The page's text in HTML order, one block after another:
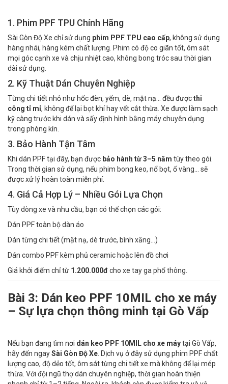
1. Phim PPF TPU Chính Hãng
Sài Gòn Độ Xe chỉ sử dụng phim PPF TPU cao cấp, không sử dụng
hàng nhái, hàng kém chất lượng. Phim có độ co giãn tốt, ôm sát
mọi góc cạnh xe và chịu nhiệt cao, không bong tróc sau thời gian
dài sử dụng.
2. Kỹ Thuật Dán Chuyên Nghiệp
Từng chi tiết nhỏ như hốc đèn, yếm, dè, mặt nạ... đều đượcthi
công tỉ mỉ, không để lại bọt khí hay vết cắt thừa. Xe được làm sạch
kỹ càng trước khi dán và sấy định hình bằng máy chuyên dụng
trong phòng kín.
3. Bảo Hành Tận Tâm
Khi dán PPF tại đây, bạn được bảo hành từ 3–5 năm tùy theo gói.
Trong thời gian sử dụng, nếu phim bong keo, nổ bọt, ố vàng... sẽ
được xử lý hoàn toàn miễn phí.
4. Giá Cả Hợp Lý – Nhiều Gói Lựa Chọn
Tùy dòng xe và nhu cầu, bạn có thể chọn các gói:
Dán PPF toàn bộ dàn áo
Dán từng chi tiết (mặt nạ, dè trước, bình xăng…)
Dán combo PPF kèm phủ ceramic hoặc lên đồ chơi
Giá khởi điểm chỉ từ 1.200.000đ cho xe tay ga phổ thông.
Bài 3: Dán keo PPF 10MIL cho xe máy
– Sự lựa chọn thông minh tại Gò Vấp
Nếu bạn đang tìm nơi dán keo PPF 10MIL cho xe máytại Gò Vấp,
hãy đến ngaySài Gòn Độ Xe . Dịch vụ ở đây sử dụng phim PPF chất
lượng cao, độ dẻo tốt, ôm sát từng chi tiết xe mà không để lại mép
thừa. Với đội ngũ thợ dán chuyên nghiệp, thời gian hoàn thiện